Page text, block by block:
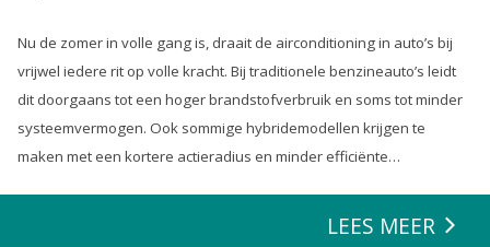
Nu de zomer in volle gang is, draait de airconditioning in auto’s bij
vrijwel iedere rit op volle kracht. Bij traditionele benzineauto’s leidt
dit doorgaans tot een hoger brandstofverbruik en soms tot minder
systeemvermogen. Ook sommige hybridemodellen krijgen te
maken met een kortere actieradius en minder efficiënte
LEES MEER